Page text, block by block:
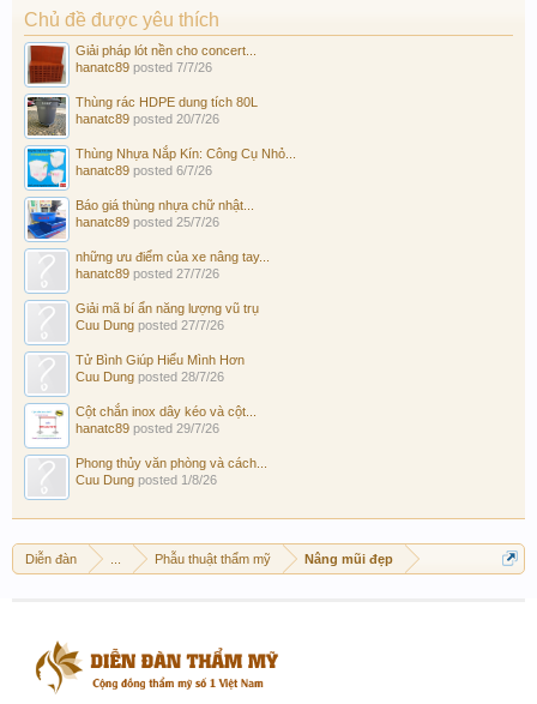
Chủ đề được yêu thích
Giải pháp lót nền cho concert...
hanatc89 posted 7/7/26
Thùng rác HDPE dung tích 80L
hanatc89 posted 20/7/26
Thùng Nhựa Nắp Kín: Công Cụ Nhỏ...
hanatc89 posted 6/7/26
Báo giá thùng nhựa chữ nhật...
hanatc89 posted 25/7/26
những ưu điểm của xe nâng tay...
hanatc89 posted 27/7/26
Giải mã bí ẩn năng lượng vũ trụ
Cuu Dung posted 27/7/26
Tử Bình Giúp Hiểu Mình Hơn
Cuu Dung posted 28/7/26
Cột chắn inox dây kéo và cột...
hanatc89 posted 29/7/26
Phong thủy văn phòng và cách...
Cuu Dung posted 1/8/26
Diễn đàn Phẫu thuật thẩm mỹ Nâng mũi đẹp